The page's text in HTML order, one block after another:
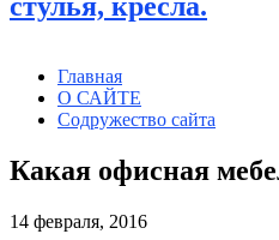
Главная
О САЙТЕ
Содружество сайта
Какая офисная
14 февраля, 2016